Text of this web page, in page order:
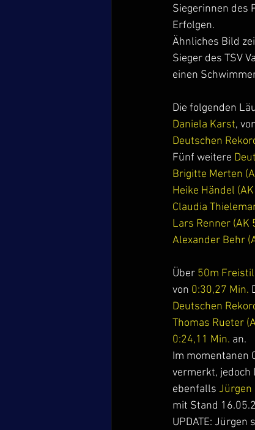
Siegerinnen des
Erfolgen.
Ähnliches Bild
Sieger des TSV
einen
Die folgenden
Daniela Karst,
Deutschen
Fünf weitere
Brigitte Merten
Heike Händel
Claudia
Lars Renner (AK
Alexander Behr
Über 50m Freistil
von 0:30,27 Min.
Deutschen
Thomas Rueter
0:24,11 Min. an.
Im momentanen
vermerkt, jedoch
ebenfalls Jürgen
mit Stand
UPDATE: